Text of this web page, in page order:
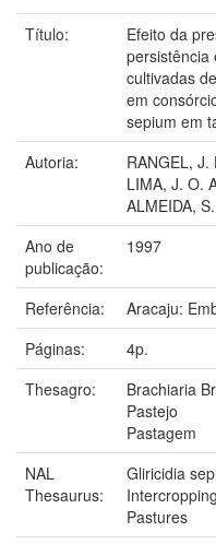
Título:
Efeito da
persistência
cultivadas
em
sepium em
Autoria:
RANGEL, J.
LIMA, J. O.
ALMEIDA,
Ano de
publicação:
1997
Referência:
Aracaju:
Páginas:
4p.
Thesagro:
Brachiaria
Pastejo
Pastagem
NAL
Thesaurus:
Gliricidia
Intercropping
Pastures